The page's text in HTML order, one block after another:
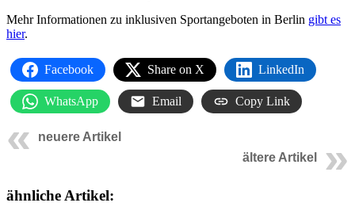
Mehr Informationen zu inklusiven Sportangeboten in Berlin gibt es
hier.
Facebook Share on X LinkedIn
WhatsApp Email Copy Link
neuere Artikel
ältere Artikel
ähnliche Artikel: